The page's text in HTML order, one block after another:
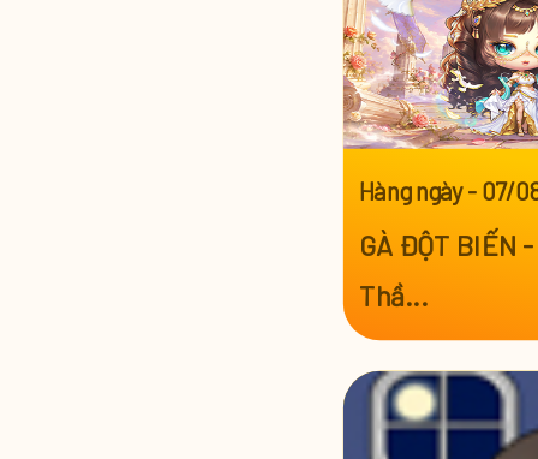
Hàng ngày- 07/
GÀ ĐỘT BIẾN
Thầ...